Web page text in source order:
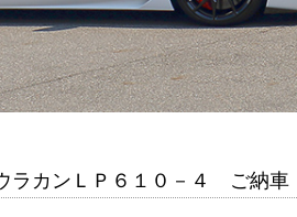
ラカンＬＰ６１０－４ ご納車